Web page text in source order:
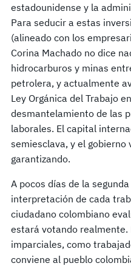
estadounidense y la
Para seducir a estas
(alineado con los
Corina Machado no dice
hidrocarburos y minas
petrolera, y actualmente
Ley Orgánica del Trabajo
desmantelamiento de las
laborales. El capital
semiesclava, y el gobierno
garantizando.
A pocos días de la
interpretación de cada
ciudadano colombiano
estará votando realmente.
imparciales, como
conviene al pueblo